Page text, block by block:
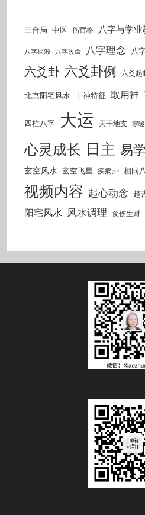
三合局 中医 伤官格 八字与学
八字探源 八字改命 八字理念 八
六爻卦 六爻卦例 六爻起
北京阳宅风水 十神特征 取用神
四柱八字 大运 天干地支 寒
心灵成长 日主 易
玄空风水 玄空飞星 疾病卦 相同
视频内容 起心动念 趋
阳宅风水 风水调理 食伤生财